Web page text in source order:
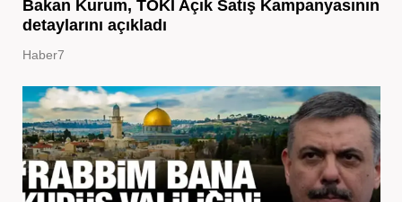
Bakan Kurum, TOKİ Açık Satış Kampanyasının
detaylarını açıkladı
Haber7